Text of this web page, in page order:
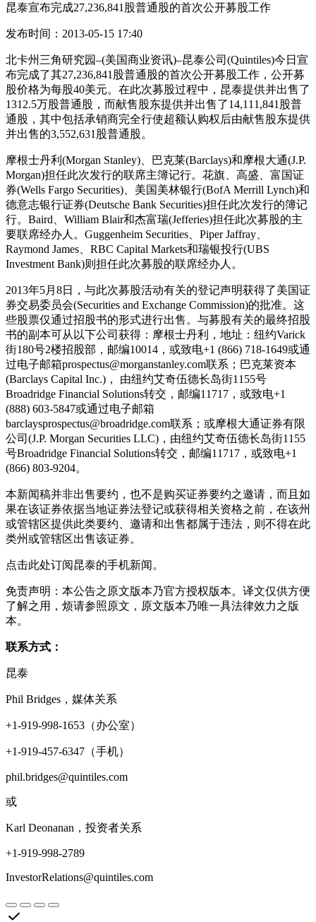
昆泰宣布完成27,236,841股普通股的首次公开募股工作
发布时间：2013-05-15 17:40
北卡州三角研究园–(美国商业资讯)–昆泰公司(Quintiles)今日宣
布完成了其27,236,841股普通股的首次公开募股工作，公开募
股价格为每股40美元。在此次募股过程中，昆泰提供并出售了
1312.5万股普通股，而献售股东提供并出售了14,111,841股普
通股，其中包括承销商完全行使超额认购权后由献售股东提供
并出售的3,552,631股普通股。
摩根士丹利(Morgan Stanley)、巴克莱(Barclays)和摩根大通(J.P.
Morgan)担任此次发行的联席主簿记行。花旗、高盛、富国证
券(Wells Fargo Securities)、美国美林银行(BofA Merrill Lynch)和
德意志银行证券(Deutsche Bank Securities)担任此次发行的簿记
行。Baird、William Blair和杰富瑞(Jefferies)担任此次募股的主
要联席经办人。Guggenheim Securities、Piper Jaffray、
Raymond James、RBC Capital Markets和瑞银投行(UBS
Investment Bank)则担任此次募股的联席经办人。
2013年5月8日，与此次募股活动有关的登记声明获得了美国证
券交易委员会(Securities and Exchange Commission)的批准。这
些股票仅通过招股书的形式进行出售。与募股有关的最终招股
书的副本可从以下公司获得：摩根士丹利，地址：纽约Varick
街180号2楼招股部，邮编10014，或致电+1 (866) 718-1649或通
过电子邮箱prospectus@morganstanley.com联系；巴克莱资本
(Barclays Capital Inc.)， 由纽约艾奇伍德长岛街1155号
Broadridge Financial Solutions转交，邮编11717，或致电+1
(888) 603-5847或通过电子邮箱
barclaysprospectus@broadridge.com联系；或摩根大通证券有限
公司(J.P. Morgan Securities LLC)，由纽约艾奇伍德长岛街1155
号Broadridge Financial Solutions转交，邮编11717，或致电+1
(866) 803-9204。
本新闻稿并非出售要约，也不是购买证券要约之邀请，而且如
果在该证券依据当地证券法登记或获得相关资格之前，在该州
或管辖区提供此类要约、邀请和出售都属于违法，则不得在此
类州或管辖区出售该证券。
点击此处订阅昆泰的手机新闻。
免责声明：本公告之原文版本乃官方授权版本。译文仅供方便
了解之用，烦请参照原文，原文版本乃唯一具法律效力之版
本。
联系方式：
昆泰
Phil Bridges，媒体关系
+1-919-998-1653（办公室）
+1-919-457-6347（手机）
phil.bridges@quintiles.com
或
Karl Deonanan，投资者关系
+1-919-998-2789
InvestorRelations@quintiles.com